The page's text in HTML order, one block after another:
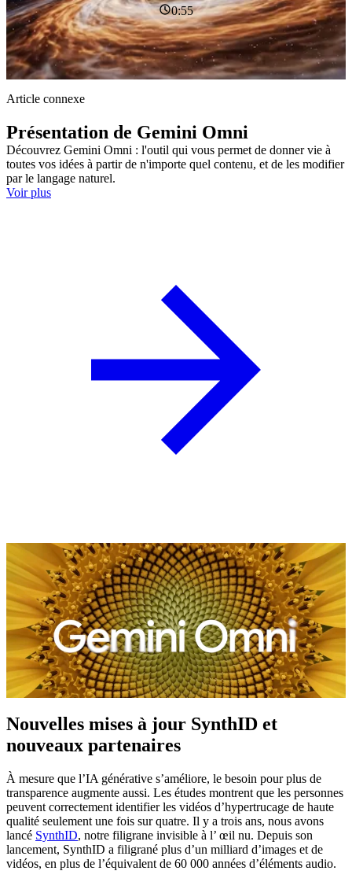
0:55
Article connexe
Présentation de Gemini Omni
Découvrez Gemini Omni : l'outil qui vous permet de donner vie à
toutes vos idées à partir de n'importe quel contenu, et de les modifier
par le langage naturel.
Voir plus
Nouvelles mises à jour SynthID et
nouveaux partenaires
À mesure que l’IA générative s’améliore, le besoin pour plus de
transparence augmente aussi. Les études montrent que les personnes
peuvent correctement identifier les vidéos d’hypertrucage de haute
qualité seulement une fois sur quatre. Il y a trois ans, nous avons
lancé SynthID, notre filigrane invisible à l’ œil nu. Depuis son
lancement, SynthID a filigrané plus d’un milliard d’images et de
vidéos, en plus de l’équivalent de 60 000 années d’éléments audio.